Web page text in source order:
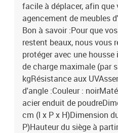
facile à déplacer, afin que
agencement de meubles
Bon à savoir :Pour que
restent beaux, nous vous
protéger avec une
de charge maximale (par
kgRésistance aux
d'angle :Couleur :
acier enduit de
cm (l x P x H)Dimension
P)Hauteur du siège à